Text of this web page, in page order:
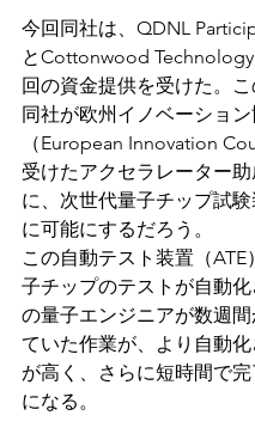
今回同社は、QDNL
とCottonwood
回の資金提供を受けた。こ
同社が欧州イノベーショ
（European Innovation
受けたアクセラレーター
に、次世代量子チップ試
に可能にするだろう。
この自動テスト装置（ATE
子チップのテストが自動
の量子エンジニアが数週
ていた作業が、より自動
が高く、さらに短時間で完
になる。